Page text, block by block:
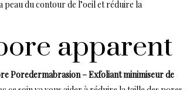
du contour de l’oeil et réduire la
apparent
Poredermabrasion – Exfoliant minimiseur de